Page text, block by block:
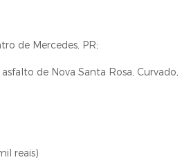
de Mercedes, PR;
de Nova Santa Rosa,
reais)